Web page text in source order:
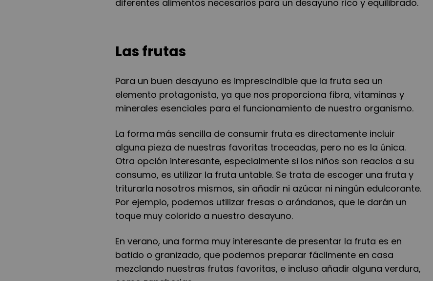
diferentes alimentos necesarios para un desayuno rico y equilibrado.
Las frutas
Para un buen desayuno es imprescindible que la fruta sea un
elemento protagonista, ya que nos proporciona fibra, vitaminas y
minerales esenciales para el funcionamiento de nuestro organismo.
La forma más sencilla de consumir fruta es directamente incluir
alguna pieza de nuestras favoritas troceadas, pero no es la única.
Otra opción interesante, especialmente si los niños son reacios a su
consumo, es utilizar la fruta untable. Se trata de escoger una fruta y
triturarla nosotros mismos, sin añadir ni azúcar ni ningún edulcorante.
Por ejemplo, podemos utilizar fresas o arándanos, que le darán un
toque muy colorido a nuestro desayuno.
En verano, una forma muy interesante de presentar la fruta es en
batido o granizado, que podemos preparar fácilmente en casa
mezclando nuestras frutas favoritas, e incluso añadir alguna verdura,